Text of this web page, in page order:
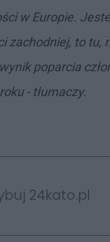
w Europie.
zachodniej, to tu,
poparcia
- tłumaczy.
24kato.pl